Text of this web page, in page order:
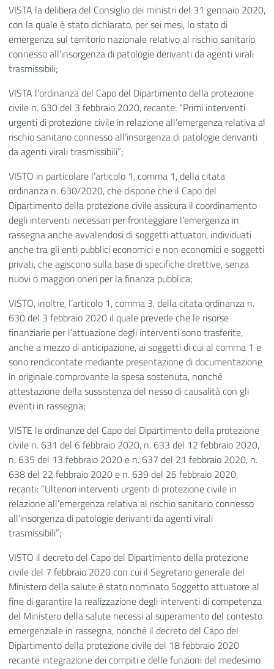
VISTA la delibera del Consiglio dei ministri del 31 gennaio 2020,
con la quale è stato dichiarato, per sei mesi, lo stato di
emergenza sul territorio nazionale relativo al rischio sanitario
connesso all’insorgenza di patologie derivanti da agenti virali
trasmissibili;
VISTA l’ordinanza del Capo del Dipartimento della protezione
civile n. 630 del 3 febbraio 2020, recante: “Primi interventi
urgenti di protezione civile in relazione all’emergenza relativa al
rischio sanitario connesso all’insorgenza di patologie derivanti
da agenti virali trasmissibili”;
VISTO in particolare l’articolo 1, comma 1, della citata
ordinanza n. 630/2020, che dispone che il Capo del
Dipartimento della protezione civile assicura il coordinamento
degli interventi necessari per fronteggiare l’emergenza in
rassegna anche avvalendosi di soggetti attuatori, individuati
anche tra gli enti pubblici economici e non economici e soggetti
privati, che agiscono sulla base di specifiche direttive, senza
nuovi o maggiori oneri per la finanza pubblica;
VISTO, inoltre, l’articolo 1, comma 3, della citata ordinanza n.
630 del 3 febbraio 2020 il quale prevede che le risorse
finanziarie per l’attuazione degli interventi sono trasferite,
anche a mezzo di anticipazione, ai soggetti di cui al comma 1 e
sono rendicontate mediante presentazione di documentazione
in originale comprovante la spesa sostenuta, nonché
attestazione della sussistenza del nesso di causalità con gli
eventi in rassegna;
VISTE le ordinanze del Capo del Dipartimento della protezione
civile n. 631 del 6 febbraio 2020, n. 633 del 12 febbraio 2020,
n. 635 del 13 febbraio 2020 e n. 637 del 21 febbraio 2020, n.
638 del 22 febbraio 2020 e n. 639 del 25 febbraio 2020,
recanti: “Ulteriori interventi urgenti di protezione civile in
relazione all’emergenza relativa al rischio sanitario connesso
all’insorgenza di patologie derivanti da agenti virali
trasmissibili”;
VISTO il decreto del Capo del Dipartimento della protezione
civile del 7 febbraio 2020 con cui il Segretario generale del
Ministero della salute è stato nominato Soggetto attuatore al
fine di garantire la realizzazione degli interventi di competenza
del Ministero della salute necessi al superamento del contesto
emergenziale in rassegna, nonché il decreto del Capo del
Dipartimento della protezione civile del 18 febbraio 2020
recante integrazione dei compiti e delle funzioni del medesimo